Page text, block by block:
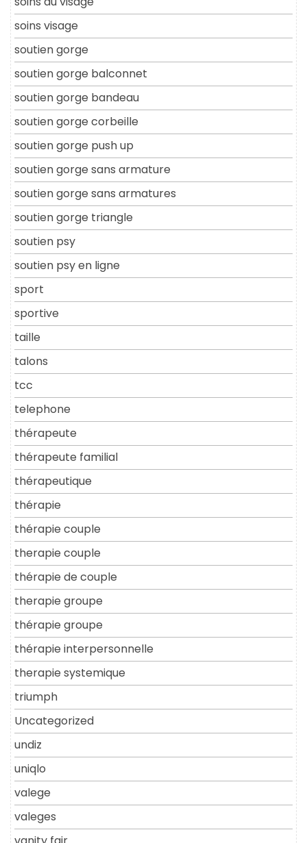
soins visage
soutien gorge
soutien gorge balconnet
soutien gorge bandeau
soutien gorge corbeille
soutien gorge push up
soutien gorge sans armature
soutien gorge sans armatures
soutien gorge triangle
soutien psy
soutien psy en ligne
sport
sportive
taille
talons
tcc
telephone
thérapeute
thérapeute familial
thérapeutique
thérapie
thérapie couple
therapie couple
thérapie de couple
therapie groupe
thérapie groupe
thérapie interpersonnelle
therapie systemique
triumph
Uncategorized
undiz
uniqlo
valege
valeges